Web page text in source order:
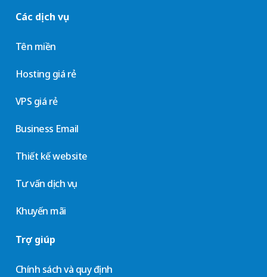
Các dịch vụ
Tên miền
Hosting giá rẻ
VPS giá rẻ
Business Email
Thiết kế website
Tư vấn dịch vụ
Khuyến mãi
Trợ giúp
Chính sách và quy định